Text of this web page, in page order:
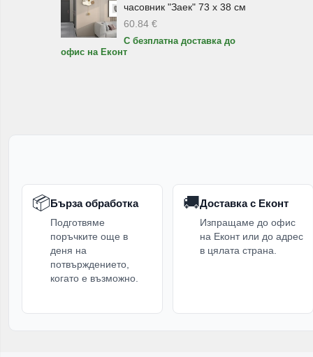
по-
часовник "Заек" 73 х 38 см
60.84 €
С безплатна доставка до
офис на Еконт
📦Бърза обработка
Подготвяме
поръчките още в
деня на
потвърждението,
когато е възможно.
🚚Доставка с Еконт
Изпращаме до офис
на Еконт или до адрес
в цялата страна.